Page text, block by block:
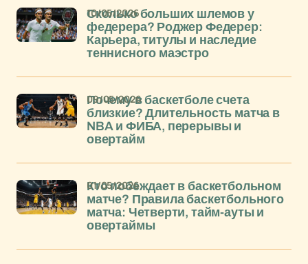
Сколько больших шлемов у
федерера? Роджер Федерер:
Карьера, титулы и наследие
теннисного маэстро
10/05/2026
Почему в баскетболе счета
близкие? Длительность матча в
NBA и ФИБА, перерывы и
овертайм
09/05/2026
Кто побеждает в баскетбольном
матче? Правила баскетбольного
матча: Четверти, тайм-ауты и
овертаймы
01/05/2026